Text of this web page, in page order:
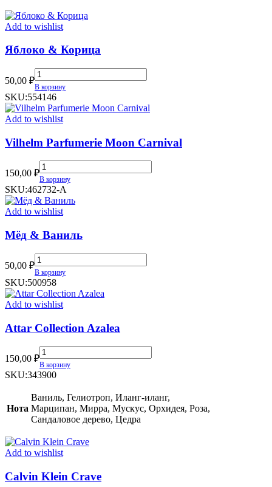
Add to wishlist
Яблоко & Корица
50,00 ₽
Яблоко
&
Корица
quantity
В корзину
SKU:554146
Add to wishlist
Vilhelm Parfumerie Moon Carnival
150,00 ₽
Vilhelm
Parfumerie
Moon
Carnival
quantity
В корзину
SKU:462732-A
Add to wishlist
Мёд & Ваниль
50,00 ₽
Мёд
&
Ваниль
quantity
В корзину
SKU:500958
Add to wishlist
Attar Collection Azalea
150,00 ₽
Attar
Collection
Azalea
В корзину
SKU:343900
Нота
Ваниль, Гелиотроп, Иланг-иланг,
Марципан, Мирра, Мускус, Орхидея, Роза,
Сандаловое дерево, Цедра
Add to wishlist
Calvin Klein Crave